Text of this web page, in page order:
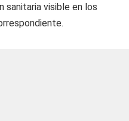
sanitaria visible en los